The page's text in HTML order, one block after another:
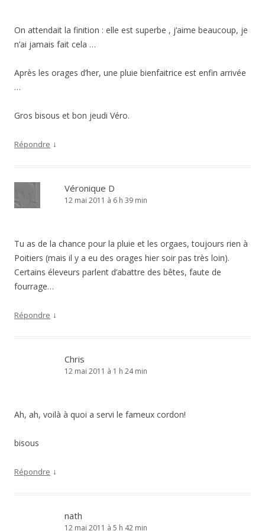
On attendait la finition : elle est superbe , j’aime beaucoup, je
n’ai jamais fait cela …
Après les orages d’her, une pluie bienfaitrice est enfin arrivée
…
Gros bisous et bon jeudi Véro.
Répondre ↓
Véronique D
12 mai 2011 à 6 h 39 min
Tu as de la chance pour la pluie et les orgaes, toujours rien à
Poitiers (mais il y a eu des orages hier soir pas très loin).
Certains éleveurs parlent d’abattre des bêtes, faute de
fourrage…
Répondre ↓
Chris
12 mai 2011 à 1 h 24 min
Ah, ah, voilà à quoi a servi le fameux cordon!
bisous
Répondre ↓
nath
12 mai 2011 à 5 h 42 min